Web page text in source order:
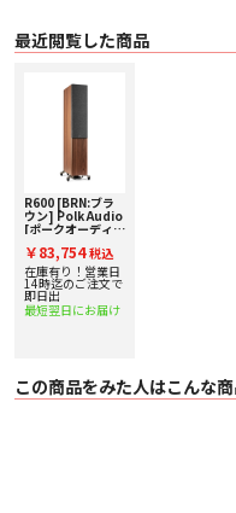
X-Port Technology:
X-Port は、不要なキャビネット
域を確保しながら、驚くべきデ
X-Port は Reserveシリーズのす
います。
Power Port 2.0:
Power Port は、フロアスタンデ
いる、 Polk Audio が特許を取得
緻密に設計されたポート形状に
を抑えるとともに一般的なバス
出力レベルで再生します。
Power Port 2.0 は、新たに開発
ても ユニークなテクノロジーで
Reserve シリーズにはマグネット
す。
最近閲覧した商品
R600 [BRN:ブラ
ウン] Polk Audio
[ポークオーディ
スピーカー [1本]
下取り査定額20%
アップ実施中！
￥83,754税込
在庫有り！営業日
14時迄のご注文で
即日出
最短翌日にお届け
この商品をみた人はこんな